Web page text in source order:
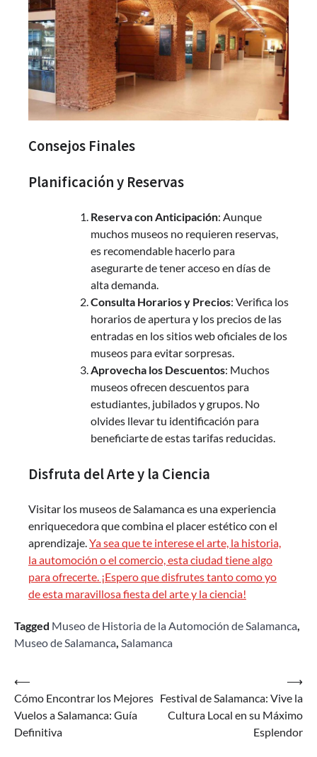
Consejos Finales
Planificación y Reservas
Reserva con Anticipación: Aunque
muchos museos no requieren reservas,
es recomendable hacerlo para
asegurarte de tener acceso en días de
alta demanda.
Consulta Horarios y Precios: Verifica los
horarios de apertura y los precios de las
entradas en los sitios web oficiales de los
museos para evitar sorpresas.
Aprovecha los Descuentos: Muchos
museos ofrecen descuentos para
estudiantes, jubilados y grupos. No
olvides llevar tu identificación para
beneficiarte de estas tarifas reducidas.
Disfruta del Arte y la Ciencia
Visitar los museos de Salamanca es una experiencia
enriquecedora que combina el placer estético con el
aprendizaje.Ya sea que te interese el arte, la historia,
la automoción o el comercio, esta ciudad tiene algo
para ofrecerte. ¡Espero que disfrutes tanto como yo
de esta maravillosa fiesta del arte y la ciencia!
Tagged Museo de Historia de la Automoción de Salamanca,
Museo de Salamanca, Salamanca
Navegación
de
entradas
⟵
Cómo Encontrar los Mejores
Vuelos a Salamanca: Guía
Definitiva
Festival de Salamanca: Vive la
Cultura Local en su Máximo
Esplendor
⟶